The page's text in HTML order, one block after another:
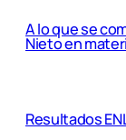
A lo que se
Nieto en
Resultados